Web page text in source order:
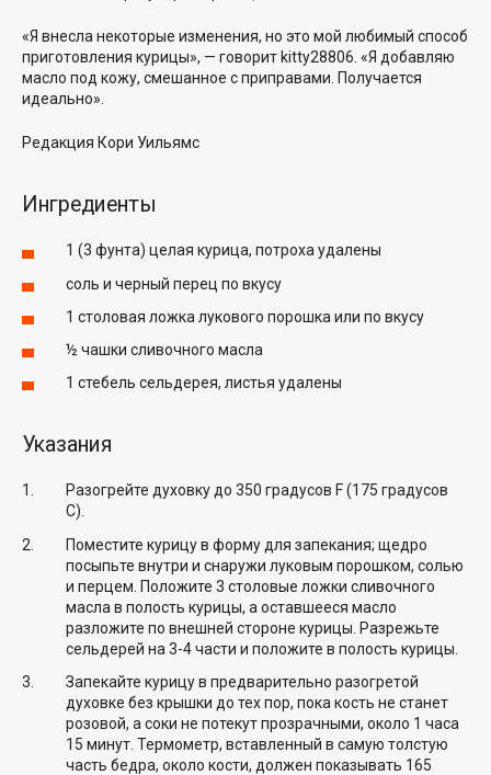
«Я внесла некоторые изменения, но это мой любимый способ
приготовления курицы», — говорит kitty28806 . «Я добавляю
масло под кожу, смешанное с приправами. Получается
идеально».
Редакция Кори Уильямс
Ингредиенты
1 (3 фунта) целая курица, потроха удалены
соль и черный перец по вкусу
1 столовая ложка лукового порошка или по вкусу
½ чашки сливочного масла
1 стебель сельдерея, листья удалены
Указания
Разогрейте духовку до 350 градусов F (175 градусов
C).
Поместите курицу в форму для запекания; щедро
посыпьте внутри и снаружи луковым порошком, солью
и перцем. Положите 3 столовые ложки сливочного
масла в полость курицы, а оставшееся масло
разложите по внешней стороне курицы. Разрежьте
сельдерей на 3-4 части и положите в полость курицы.
Запекайте курицу в предварительно разогретой
духовке без крышки до тех пор, пока кость не станет
розовой, а соки не потекут прозрачными, около 1 часа
15 минут. Термометр, вставленный в самую толстую
часть бедра, около кости, должен показывать 165